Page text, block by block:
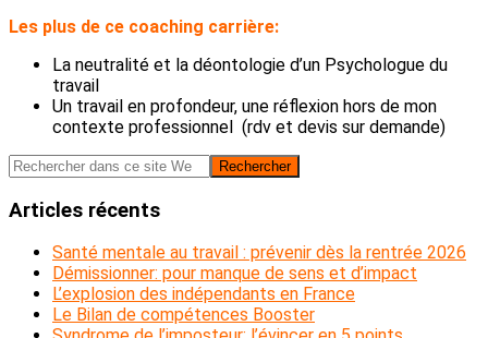
Les plus de ce coaching carrière:
La neutralité et la déontologie d’un Psychologue du
travail
Un travail en profondeur, une réflexion hors de mon
contexte professionnel (rdv et devis sur demande)
Barre
latérale
Rechercher
dans
ce
Web
Articles récents
Santé mentale au travail : prévenir dès la rentrée 2026
Démissionner: pour manque de sens et d’impact
L’explosion des indépendants en France
Le Bilan de compétences Booster